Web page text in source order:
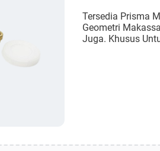
Tersedia Prisma
Geometri
Juga. Khusus